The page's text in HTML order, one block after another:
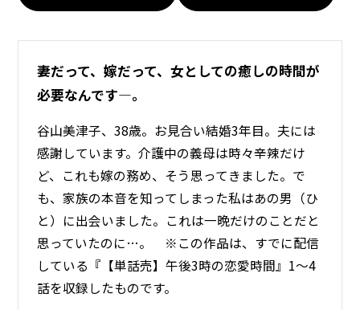
妻だって、嫁だって、女としての癒しの時間が
必要なんです―。
谷山美津子、38歳。お見合い結婚3年目。夫には
感謝しています。介護中の義母は時々辛辣だけ
ど、これも嫁の務め、そう思ってきました。で
も、家族の本音を知ってしまった私はあの男（ひ
と）に出会いました。これは一晩だけのことだと
思っていたのに…。 ※この作品は、すでに配信
している『【単話売】午後3時の恋愛時間』1～4
話を収録したものです。